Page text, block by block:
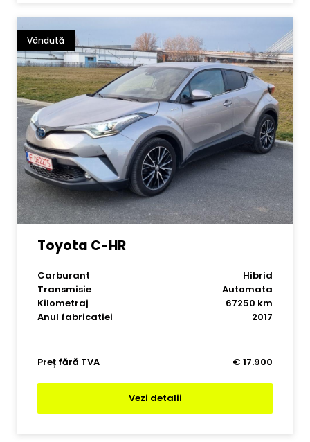
Vândută
Toyota C-HR
Carburant
Hibrid
Transmisie
Automata
Kilometraj
67250 km
Anul fabricatiei
2017
Preț fără TVA € 17.900
Vezi detalii